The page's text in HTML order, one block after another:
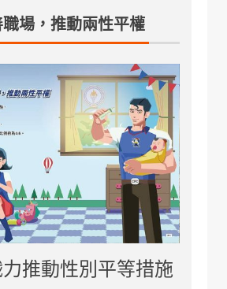
場，推動兩性平權
推動性別平等措施